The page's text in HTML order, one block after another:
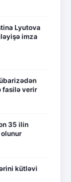
Lyutova
imza
fasilə verir
35 ilin
kütləvi